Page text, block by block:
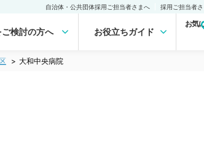
自治体・公共団体採用ご担当者さまへ 採用ご担当者
検討の方へ お役立ちガイド
お気
大和中央病院